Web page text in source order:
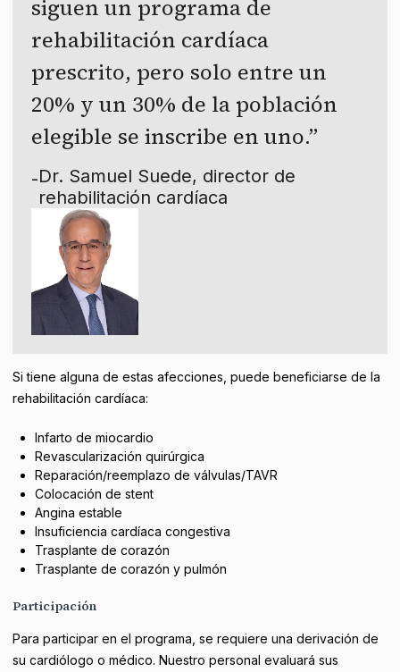
siguen un programa de
rehabilitación cardíaca
prescrito, pero solo entre un
20% y un 30% de la población
elegible se inscribe en uno.
-Dr. Samuel Suede, director de
rehabilitación cardíaca
Si tiene alguna de estas afecciones, puede beneficiarse de la
rehabilitación cardíaca:
Infarto de miocardio
Revascularización quirúrgica
Reparación/reemplazo de válvulas/TAVR
Colocación de stent
Angina estable
Insuficiencia cardíaca congestiva
Trasplante de corazón
Trasplante de corazón y pulmón
Participación
Para participar en el programa, se requiere una derivación de
su cardiólogo o médico. Nuestro personal evaluará sus